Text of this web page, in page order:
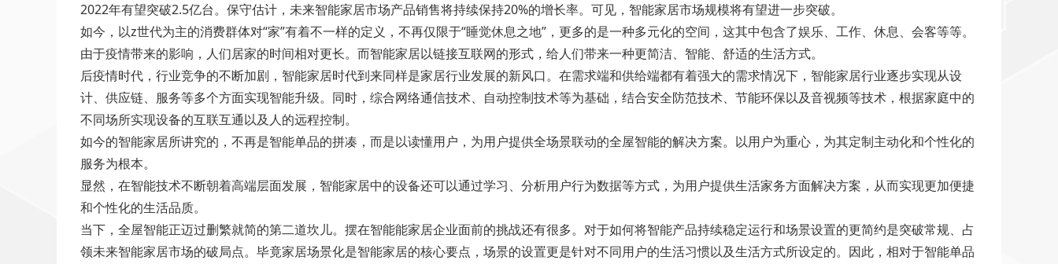
2022年有望突破2.5亿台。保守估计，未来智能家居市场产品销售将持续保持20%的增长率。可见，智能家居市场规模将有望进一步突破。
如今，以z世代为主的消费群体对“家”有着不一样的定义，不再仅限于“睡觉休息之地”，更多的是一种多元化的空间，这其中包含了娱乐、工作、休息、会客等等。
由于疫情带来的影响，人们居家的时间相对更长。而智能家居以链接互联网的形式，给人们带来一种更简洁、智能、舒适的生活方式。
后疫情时代，行业竞争的不断加剧，智能家居时代到来同样是家居行业发展的新风口。在需求端和供给端都有着强大的需求情况下，智能家居行业逐步实现从设
计、供应链、服务等多个方面实现智能升级。同时，综合网络通信技术、自动控制技术等为基础，结合安全防范技术、节能环保以及音视频等技术，根据家庭中的
不同场所实现设备的互联互通以及人的远程控制。
如今的智能家居所讲究的，不再是智能单品的拼凑，而是以读懂用户，为用户提供全场景联动的全屋智能的解决方案。以用户为重心，为其定制主动化和个性化的
服务为根本。
显然，在智能技术不断朝着高端层面发展，智能家居中的设备还可以通过学习、分析用户行为数据等方式，为用户提供生活家务方面解决方案，从而实现更加便捷
和个性化的生活品质。
当下，全屋智能正迈过删繁就简的第二道坎儿。摆在智能能家居企业面前的挑战还有很多。对于如何将智能产品持续稳定运行和场景设置的更简约是突破常规、占
领未来智能家居市场的破局点。毕竟家居场景化是智能家居的核心要点，场景的设置更是针对不同用户的生活习惯以及生活方式所设定的。因此，相对于智能单品